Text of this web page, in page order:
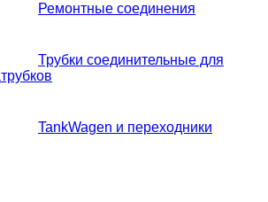
Ремонтные соединения
Трубки соединительные для
TankWagen и переходники